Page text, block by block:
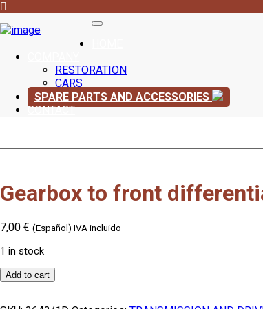
RESTORATION
CARS
SPARE PARTS AND ACCESSORIES
CONTACT
Gearbox to front
7,00 € (Español) IVA incluido
1 in stock
Gearbox
Add to cart